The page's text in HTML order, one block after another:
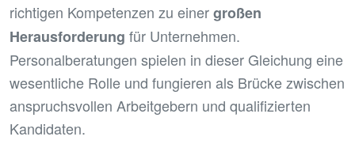
richtigen Kompetenzen zu einergroßen
Herausforderung für Unternehmen.
Personalberatungen spielen in dieser Gleichung eine
wesentliche Rolle und fungieren als Brücke zwischen
anspruchsvollen Arbeitgebern und qualifizierten
Kandidaten.